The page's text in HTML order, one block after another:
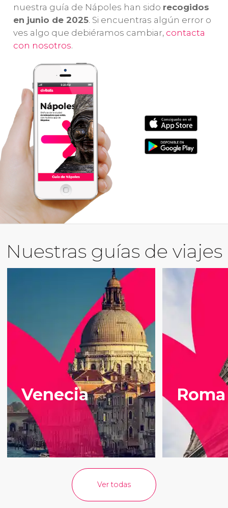
nuestra guía de Nápoles han sido recogidos
en junio de 2025. Si encuentras algún error o
ves algo que debiéramos cambiar, contacta
con nosotros.
Nuestras guías de viajes
Venecia Roma
Ver todas